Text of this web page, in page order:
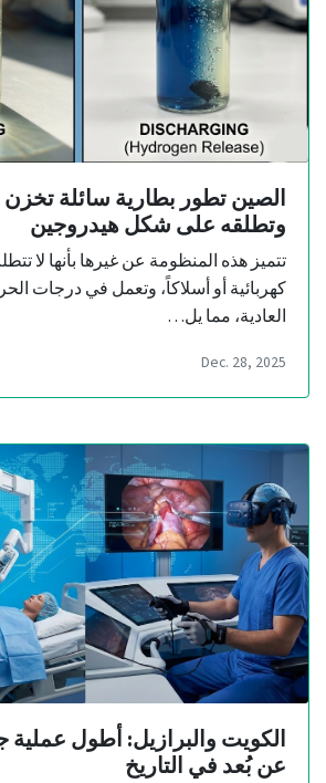
الصين تطور بطارية سائلة
وتطلقه على شكل هيدروجين
تتميز هذه المنظومة عن غيرها بأنها لا
كهربائية أو أسلاكاً، وتعمل في درجات
العادية، مما يل…
Dec. 28, 2025
الكويت والبرازيل: أطول عملية
عن بُعد في التاريخ